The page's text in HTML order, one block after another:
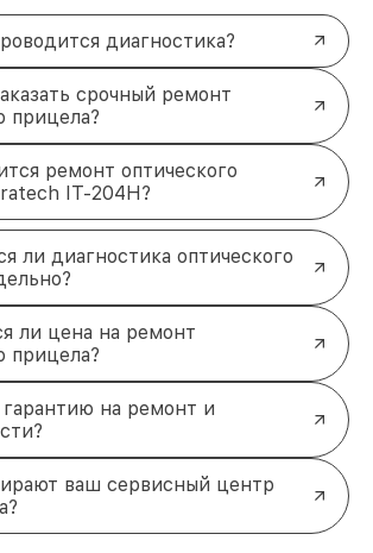
диагностика?
срочный ремонт
прицела?
ремонт оптического
IT-204H?
ли диагностика оптического
ли цена на ремонт
прицела?
на ремонт и
ваш сервисный центр